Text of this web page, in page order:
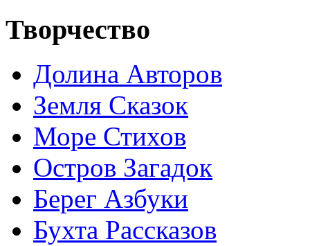
Творчество
Долина Авторов
Земля Сказок
Море Стихов
Остров Загадок
Берег Азбуки
Бухта Рассказов